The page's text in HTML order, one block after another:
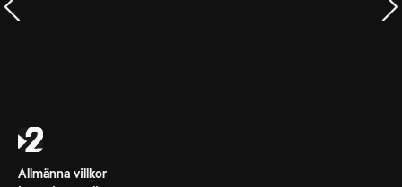
Allmänna villkor